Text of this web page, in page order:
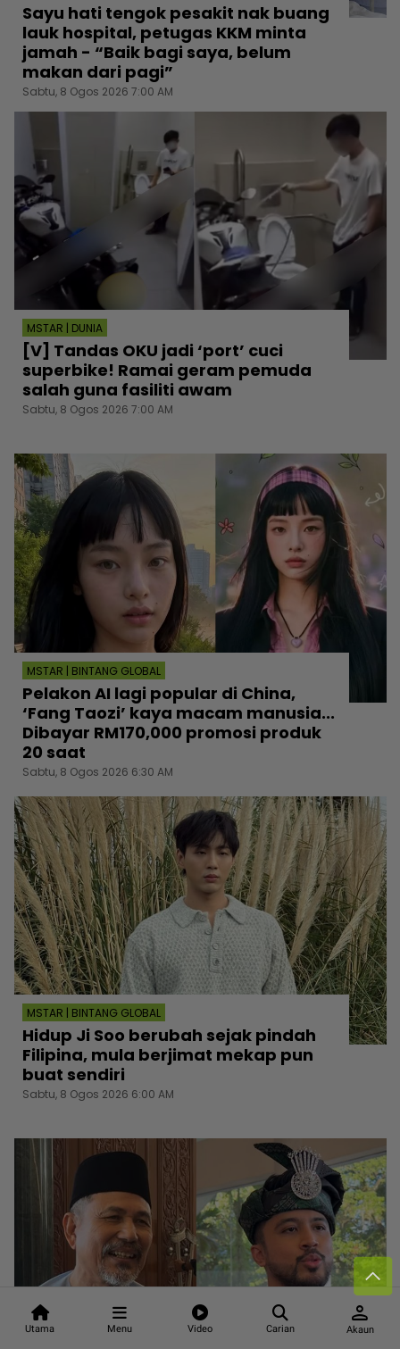
Utama Menu Video Carian
person
Akaun
Sayu hati tengok pesakit nak buang
lauk hospital, petugas KKM minta
jamah - “Baik bagi saya, belum
makan dari pagi”
Sabtu, 8 Ogos 2026 7:00 AM
MSTAR | DUNIA
[V] Tandas OKU jadi ‘port’ cuci
superbike! Ramai geram pemuda
salah guna fasiliti awam
Sabtu, 8 Ogos 2026 7:00 AM
MSTAR | BINTANG GLOBAL
Pelakon AI lagi popular di China,
‘Fang Taozi’ kaya macam manusia...
Dibayar RM170,000 promosi produk
20 saat
Sabtu, 8 Ogos 2026 6:30 AM
MSTAR | BINTANG GLOBAL
Hidup Ji Soo berubah sejak pindah
Filipina, mula berjimat mekap pun
buat sendiri
Sabtu, 8 Ogos 2026 6:00 AM